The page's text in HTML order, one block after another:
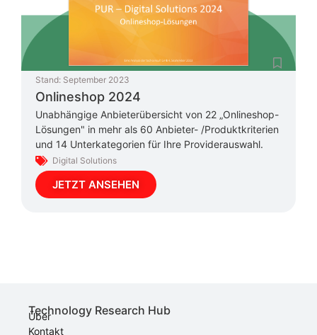
Stand: September 2023
Onlineshop 2024
Unabhängige Anbieterübersicht von 22 „Onlineshop-
Lösungen" in mehr als 60 Anbieter- /Produktkriterien
und 14 Unterkategorien für Ihre Providerauswahl.
Digital Solutions
JETZT ANSEHEN
Technology Research Hub
Über
Kontakt